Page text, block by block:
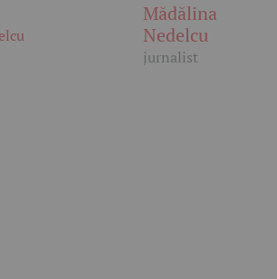
Mădălina
Nedelcu
jurnalist